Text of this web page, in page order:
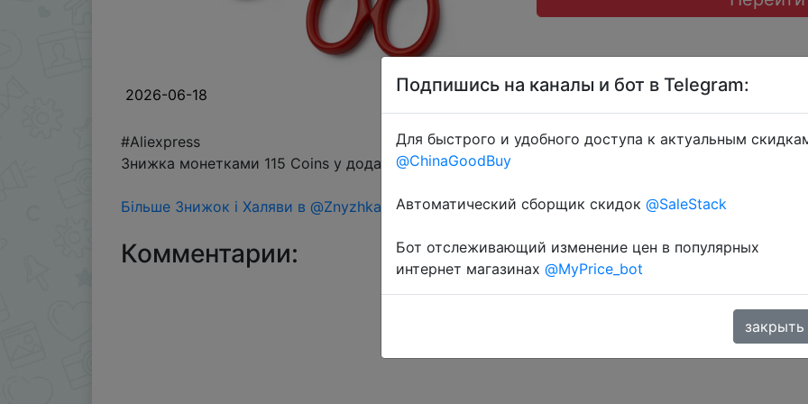
2026-06-18
#Aliexpress
Знижка монетками 115 Coins у додатку через розділ монет.
Більше Знижок і Халяви в @ZnyzhkaUA
Комментарии:
Подпишись на каналы и бот в Telegram:
Для быстрого и удобного доступа к актуальным
@ChinaGoodBuy
Автоматический сборщик скидок @SaleStack
Бот отслеживающий изменение цен в популярных
интернет магазинах @MyPrice_bot
закрыть